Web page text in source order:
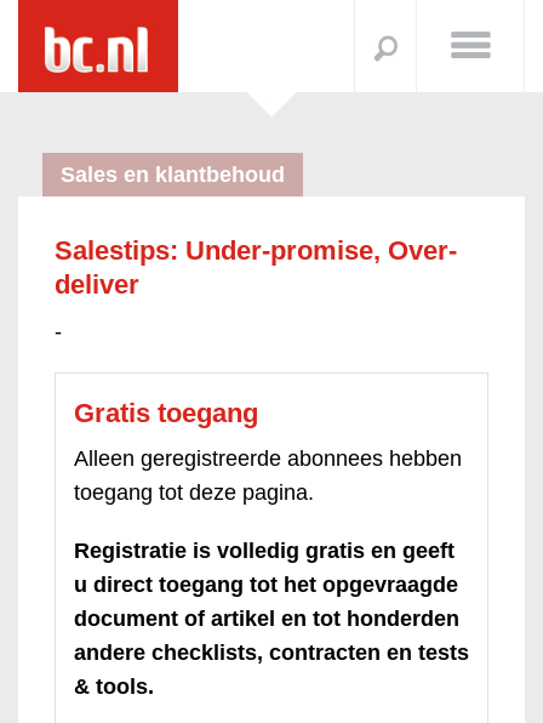
Sales en klantbehoud
Salestips: Under-promise, Over-
deliver
-
Gratis toegang
Alleen geregistreerde abonnees hebben
toegang tot deze pagina.
Registratie is volledig gratis en geeft
u direct toegang tot het opgevraagde
document of artikel en tot honderden
andere checklists, contracten en tests
& tools.